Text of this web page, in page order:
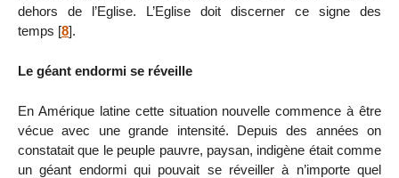
dehors de l’Eglise. L’Eglise doit discerner ce signe des
temps [8].
Le géant endormi se réveille
En Amérique latine cette situation nouvelle commence à être
vécue avec une grande intensité. Depuis des années on
constatait que le peuple pauvre, paysan, indigène était comme
un géant endormi qui pouvait se réveiller à n’importe quel